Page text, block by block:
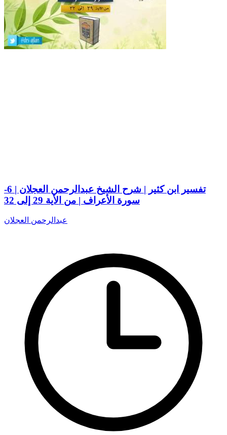
تفسير ابن كثير | شرح الشيخ عبدالرحمن العجلان | 6-
سورة الأعراف | من الأية 29 إلى 32
عبدالرحمن العجلان